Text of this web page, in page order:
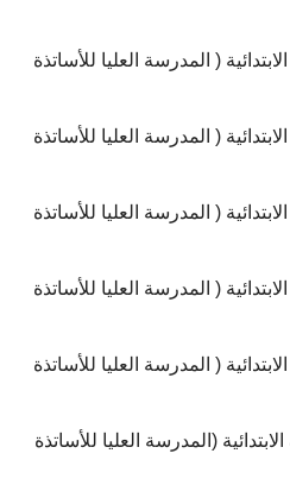
( المدرسة العليا للأساتذة
( المدرسة العليا للأساتذة
( المدرسة العليا للأساتذة
( المدرسة العليا للأساتذة
( المدرسة العليا للأساتذة
(المدرسة العليا للأساتذة